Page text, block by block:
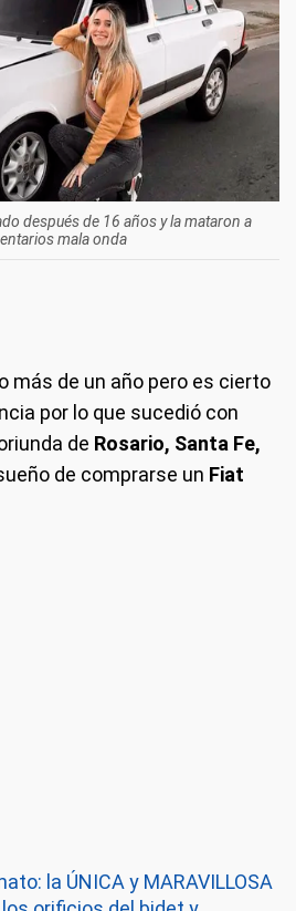
después de 16 años y la mataron a
mala onda
más de un año pero es cierto
por lo que sucedió con
de Rosario, Santa Fe,
de comprarse un Fiat
la ÚNICA y MARAVILLOSA